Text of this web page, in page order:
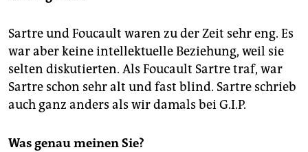
Sartre und Foucault waren zu der Zeit sehr eng. Es
war aber keine intellektuelle Beziehung, weil sie
selten diskutierten. Als Foucault Sartre traf, war
Sartre schon sehr alt und fast blind. Sartre schrieb
auch ganz anders als wir damals bei G.I.P.
Was genau meinen Sie?